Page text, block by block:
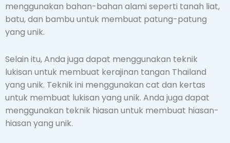
menggunakan bahan-bahan alami seperti tanah liat,
batu, dan bambu untuk membuat patung-patung
yang unik.
Selain itu, Anda juga dapat menggunakan teknik
lukisan untuk membuat kerajinan tangan Thailand
yang unik. Teknik ini menggunakan cat dan kertas
untuk membuat lukisan yang unik. Anda juga dapat
menggunakan teknik hiasan untuk membuat hiasan-
hiasan yang unik.